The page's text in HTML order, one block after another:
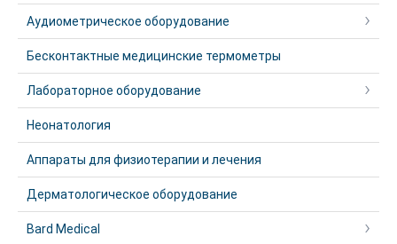
Аудиометрическое оборудование
Бесконтактные медицинские термометры
Лабораторное оборудование
Неонатология
Аппараты для физиотерапии и лечения
Дерматологическое оборудование
Bard Medical